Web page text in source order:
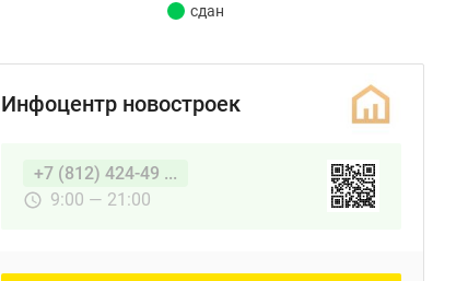
сдан
Инфоцентр новостроек
+7 (812) 424-49 ...
9:00 — 21:00